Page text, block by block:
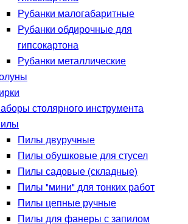
Рубанки малогабаритные
Рубанки обдирочные для
гипсокартона
Рубанки металлические
столярного инструмента
Пилы двуручные
Пилы обушковые для стусел
Пилы садовые (складные)
Пилы "мини" для тонких работ
Пилы цепные ручные
Пилы для фанеры с запилом